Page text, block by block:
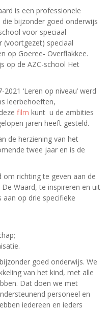
is een professionele
die bijzonder goed onderwijs
voor speciaal
(voortgezet) speciaal
op Goeree- Overflakkee.
op de AZC-school Het
‘Leren op niveau’ werd
leerbehoeften,
film kunt u de ambities
jaren heeft gesteld.
de herziening van het
twee jaar en is de
om richting te geven aan de
Waard, te inspireren en uit
op drie specifieke
goed onderwijs. We
van het kind, met alle
Dat doen we met
personeel en
iedereen en ieders